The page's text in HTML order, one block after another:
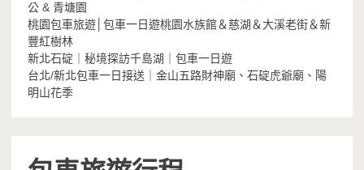
公 & 青塘園
桃園包車旅遊│包車一日遊桃園水族館＆慈湖＆大溪老街＆新
豐紅樹林
新北石碇｜秘境探訪千島湖｜包車一日遊
台北/新北包車一日接送｜金山五路財神廟、石碇虎爺廟、陽
明山花季